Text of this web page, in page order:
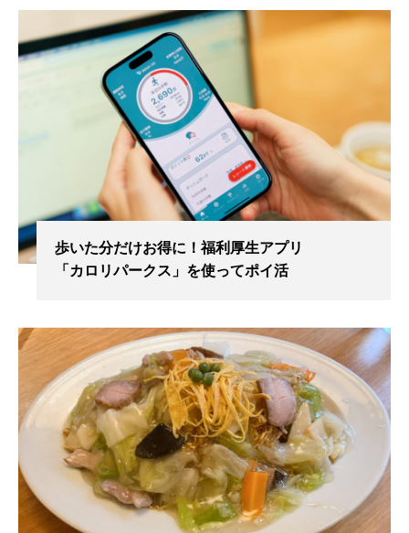
歩いた分だけお得に！福利厚生アプリ
「カロリパークス」を使ってポイ活